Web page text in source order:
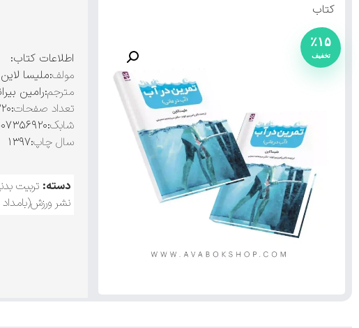
کتاب
٪۱۵
اطلاعات کتاب:
مولف:ملیسا لاین
مترجم:رامین
تعداد صفحات:۲۲۰
شابک:۹۷۸۶۰۰۷۳۵۶۹۲۰
سال چاپ:۱۳۹۷
دسته: تربیت
نشر